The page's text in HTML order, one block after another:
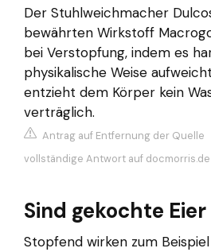
Der Stuhlweichmacher
bewährten Wirkstoff
bei Verstopfung, indem es
physikalische Weise
entzieht dem Körper kein
verträglich.
Antrag auf Entfernung der Quelle
vollständige Antwort auf docmorris.de
Sind gekochte
Stopfend wirken zum Beispiel